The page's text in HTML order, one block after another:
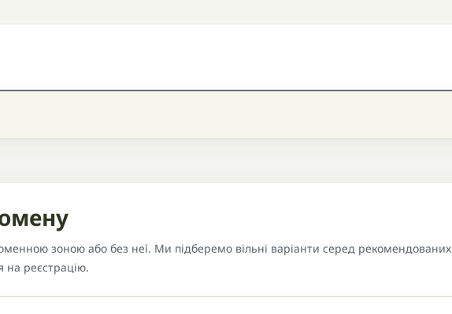
зоною або без неї. Ми підберемо вільні варіанти серед рекомендованих
на реєстрацію.